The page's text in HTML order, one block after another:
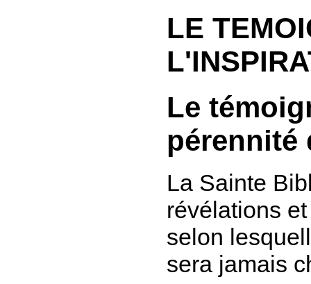
LE
Le
pérennité
La Sainte
révélations
selon
sera jamais